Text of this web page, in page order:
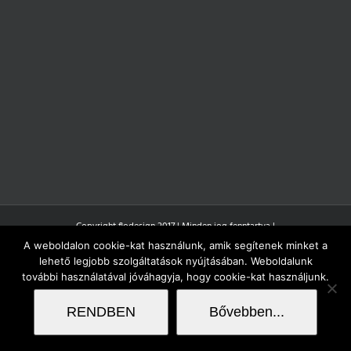
Copyright flodesign 2017 | Minden jog fenntartva |
A weboldalon cookie-kat használunk, amik segítenek minket a
lehető legjobb szolgáltatások nyújtásában. Weboldalunk
további használatával jóváhagyja, hogy cookie-kat használjunk.
RENDBEN Bővebben...